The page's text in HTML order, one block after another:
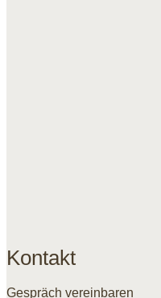
Kontakt
Gespräch vereinbaren